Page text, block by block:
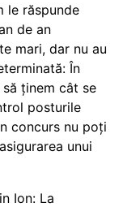
le răspunde
de an
mari, dar nu au
În
ținem cât se
posturile
concurs nu poți
unui
Ion: La